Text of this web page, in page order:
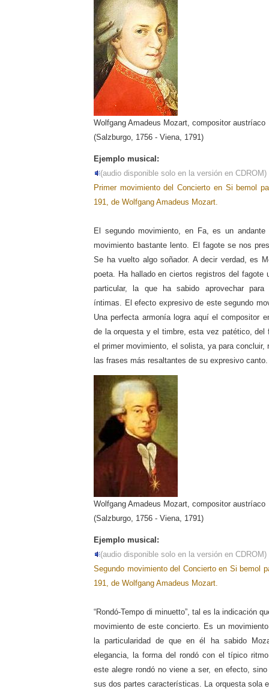
Wolfgang Amadeus Mozart, compositor austríaco
(Salzburgo, 1756 - Viena, 1791)
Ejemplo musical:
(audio disponible solo en la versión en CDROM)
Primer movimiento del Concierto en Si bemol
191, de Wolfgang Amadeus Mozart.
El segundo movimiento, en Fa, es un
movimiento bastante lento. El fagote se nos
Se ha vuelto algo soñador. A decir verdad, es
poeta. Ha hallado en ciertos registros del fagote
particular, la que ha sabido aprovechar para
íntimas. El efecto expresivo de este segundo
Una perfecta armonía logra aquí el compositor
de la orquesta y el timbre, esta vez patético, del
el primer movimiento, el solista, ya para concluir,
las frases más resaltantes de su expresivo canto.
Wolfgang Amadeus Mozart, compositor austríaco
(Salzburgo, 1756 - Viena, 1791)
Ejemplo musical:
(audio disponible solo en la versión en CDROM)
Segundo movimiento del Concierto en Si bemol
191, de Wolfgang Amadeus Mozart.
“Rondó-Tempo di minuetto”, tal es la indicación
movimiento de este concierto. Es un
la particularidad de que en él ha sabido
elegancia, la forma del rondó con el típico
este alegre rondó no viene a ser, en efecto,
sus dos partes características. La orquesta sola